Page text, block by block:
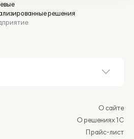
решения
О сайте
О решениях 1С
Прайс-лист